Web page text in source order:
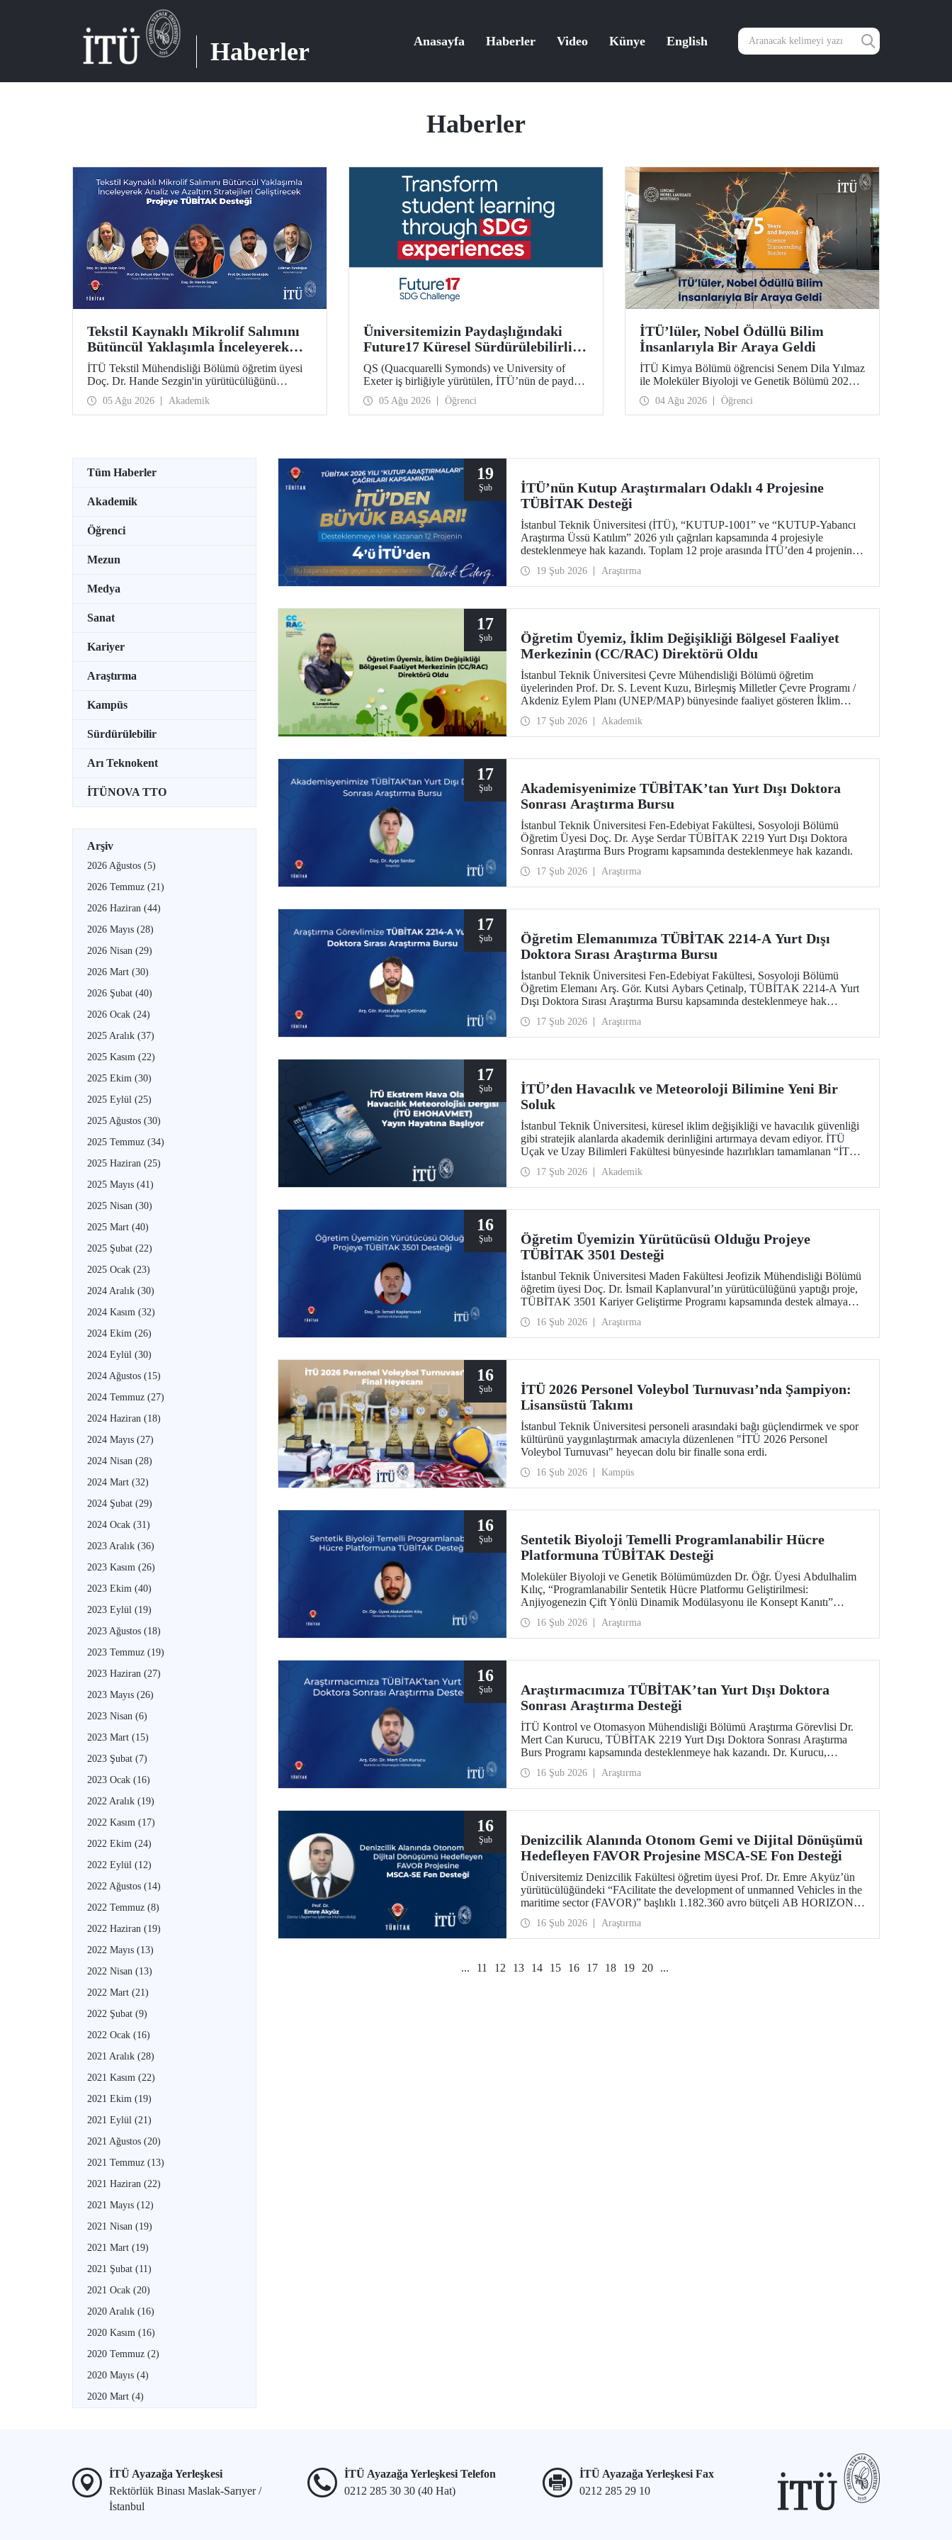
Haberler Anasayfa Haberler Video Künye English
Haberler
Tekstil Kaynaklı Mikrolif Salımını
Bütüncül Yaklaşımla İnceleyerek
Analiz ve Azaltım Stratejileri
Geliştirecek Projeye TÜBİTAK
Desteği
İTÜ Tekstil Mühendisliği Bölümü öğretim üyesi
Doç. Dr. Hande Sezgin'in yürütücülüğünü
üstlendiği “Sürdürülebilir Pamuk ve Polyester
Esaslı Tekstil Ürünlerinde Kullanım Koşullarına
Bağlı Mikrolif Salımı: Aşınma, UV Maruziyeti ve
proje, TÜBİTAK 2515 – COST Aksiyon Üyeleri
Ar-Ge Destek Programı kapsamında
05 Ağu 2026 Akademik
Üniversitemizin Paydaşlığındaki
Future17 Küresel Sürdürülebilirlik
Proje Programı, Öğrencilerimizin
Başvurularını Bekliyor
QS (Quacquarelli Symonds) ve University of
Exeter iş birliğiyle yürütülen, İTÜ’nün de paydaşı
olduğu Future17 Küresel Sürdürülebilirlik Proje
Programı için yeni dönem öğrenci başvuruları
açıldı. Başvurular için son gün 31 Ağustos!
05 Ağu 2026 Öğrenci
İTÜ’lüler, Nobel Ödüllü Bilim
İnsanlarıyla Bir Araya Geldi
İTÜ Kimya Bölümü öğrencisi Senem Dila Yılmaz
ile Moleküler Biyoloji ve Genetik Bölümü 2026
yılı mezunu Elif Önel, TÜBİTAK 2224-C Yurt
Dışı Bilimsel Etkinliklere Katılım Desteği
kapsamında 75’inci Lindau Nobel Ödüllü Bilim
04 Ağu 2026 Öğrenci
Tüm Haberler
Akademik
Öğrenci
Mezun
Medya
Sanat
Kariyer
Araştırma
Kampüs
Sürdürülebilir
Arı Teknokent
İTÜNOVA TTO
Arşiv
2026 Ağustos (5)
2026 Temmuz (21)
2026 Haziran (44)
2026 Mayıs (28)
2026 Nisan (29)
2026 Mart (30)
2026 Şubat (40)
2026 Ocak (24)
2025 Aralık (37)
2025 Kasım (22)
2025 Ekim (30)
2025 Eylül (25)
2025 Ağustos (30)
2025 Temmuz (34)
2025 Haziran (25)
2025 Mayıs (41)
2025 Nisan (30)
2025 Mart (40)
2025 Şubat (22)
2025 Ocak (23)
2024 Aralık (30)
2024 Kasım (32)
2024 Ekim (26)
2024 Eylül (30)
2024 Ağustos (15)
2024 Temmuz (27)
2024 Haziran (18)
2024 Mayıs (27)
2024 Nisan (28)
2024 Mart (32)
2024 Şubat (29)
2024 Ocak (31)
2023 Aralık (36)
2023 Kasım (26)
2023 Ekim (40)
2023 Eylül (19)
2023 Ağustos (18)
2023 Temmuz (19)
2023 Haziran (27)
2023 Mayıs (26)
2023 Nisan (6)
2023 Mart (15)
2023 Şubat (7)
2023 Ocak (16)
2022 Aralık (19)
2022 Kasım (17)
2022 Ekim (24)
2022 Eylül (12)
2022 Ağustos (14)
2022 Temmuz (8)
2022 Haziran (19)
2022 Mayıs (13)
2022 Nisan (13)
2022 Mart (21)
2022 Şubat (9)
2022 Ocak (16)
2021 Aralık (28)
2021 Kasım (22)
2021 Ekim (19)
2021 Eylül (21)
2021 Ağustos (20)
2021 Temmuz (13)
2021 Haziran (22)
2021 Mayıs (12)
2021 Nisan (19)
2021 Mart (19)
2021 Şubat (11)
2021 Ocak (20)
2020 Aralık (16)
2020 Kasım (16)
2020 Temmuz (2)
2020 Mayıs (4)
2020 Mart (4)
19
Şub
İTÜ’nün Kutup Araştırmaları Odaklı 4 Projesine
TÜBİTAK Desteği
İstanbul Teknik Üniversitesi (İTÜ), “KUTUP-1001” ve “KUTUP-Yabancı
Araştırma Üssü Katılım” 2026 yılı çağrıları kapsamında 4 projesiyle
desteklenmeye hak kazandı. Toplam 12 proje arasında İTÜ’den 4 projenin
bir yansıması.
19 Şub 2026 Araştırma
17
Şub
Öğretim Üyemiz, İklim Değişikliği Bölgesel Faaliyet
Merkezinin (CC/RAC) Direktörü Oldu
İstanbul Teknik Üniversitesi Çevre Mühendisliği Bölümü öğretim
üyelerinden Prof. Dr. S. Levent Kuzu, Birleşmiş Milletler Çevre Programı /
Akdeniz Eylem Planı (UNEP/MAP) bünyesinde faaliyet gösteren İklim
atandı.17 Şub 2026 Akademik
17
Şub
Akademisyenimize TÜBİTAK’tan Yurt Dışı Doktora
Sonrası Araştırma Bursu
İstanbul Teknik Üniversitesi Fen-Edebiyat Fakültesi, Sosyoloji Bölümü
Öğretim Üyesi Doç. Dr. Ayşe Serdar TÜBİTAK 2219 Yurt Dışı Doktora
Sonrası Araştırma Burs Programı kapsamında desteklenmeye hak kazandı.
17 Şub 2026 Araştırma
17
Şub
Öğretim Elemanımıza TÜBİTAK 2214-A Yurt Dışı
Doktora Sırası Araştırma Bursu
İstanbul Teknik Üniversitesi Fen-Edebiyat Fakültesi, Sosyoloji Bölümü
Öğretim Elemanı Arş. Gör. Kutsi Aybars Çetinalp, TÜBİTAK 2214-A Yurt
Dışı Doktora Sırası Araştırma Bursu kapsamında desteklenmeye hak
17 Şub 2026 Araştırma
17
Şub
İTÜ’den Havacılık ve Meteoroloji Bilimine Yeni Bir
Soluk
İstanbul Teknik Üniversitesi, küresel iklim değişikliği ve havacılık güvenliği
gibi stratejik alanlarda akademik derinliğini artırmaya devam ediyor. İTÜ
Uçak ve Uzay Bilimleri Fakültesi bünyesinde hazırlıkları tamamlanan “İTÜ
yayıncılık anlayışıyla bilim dünyasına “merhaba” diyor.
17 Şub 2026 Akademik
16
Şub
Öğretim Üyemizin Yürütücüsü Olduğu Projeye
TÜBİTAK 3501 Desteği
İstanbul Teknik Üniversitesi Maden Fakültesi Jeofizik Mühendisliği Bölümü
öğretim üyesi Doç. Dr. İsmail Kaplanvural’ın yürütücülüğünü yaptığı proje,
TÜBİTAK 3501 Kariyer Geliştirme Programı kapsamında destek almaya
16 Şub 2026 Araştırma
16
Şub
İTÜ 2026 Personel Voleybol Turnuvası’nda Şampiyon:
Lisansüstü Takımı
İstanbul Teknik Üniversitesi personeli arasındaki bağı güçlendirmek ve spor
kültürünü yaygınlaştırmak amacıyla düzenlenen "İTÜ 2026 Personel
Voleybol Turnuvası" heyecan dolu bir finalle sona erdi.
16 Şub 2026 Kampüs
16
Şub
Sentetik Biyoloji Temelli Programlanabilir Hücre
Platformuna TÜBİTAK Desteği
Moleküler Biyoloji ve Genetik Bölümümüzden Dr. Öğr. Üyesi Abdulhalim
Kılıç, “Programlanabilir Sentetik Hücre Platformu Geliştirilmesi:
Anjiyogenezin Çift Yönlü Dinamik Modülasyonu ile Konsept Kanıtı”
layık görüldü.
16 Şub 2026 Araştırma
16
Şub
Araştırmacımıza TÜBİTAK’tan Yurt Dışı Doktora
Sonrası Araştırma Desteği
İTÜ Kontrol ve Otomasyon Mühendisliği Bölümü Araştırma Görevlisi Dr.
Mert Can Kurucu, TÜBİTAK 2219 Yurt Dışı Doktora Sonrası Araştırma
Burs Programı kapsamında desteklenmeye hak kazandı. Dr. Kurucu,
16 Şub 2026 Araştırma
16
Şub
Denizcilik Alanında Otonom Gemi ve Dijital Dönüşümü
Hedefleyen FAVOR Projesine MSCA-SE Fon Desteği
Üniversitemiz Denizcilik Fakültesi öğretim üyesi Prof. Dr. Emre Akyüz’ün
yürütücülüğündeki “FAcilitate the development of unmanned Vehicles in the
maritime sector (FAVOR)” başlıklı 1.182.360 avro bütçeli AB HORIZON
16 Şub 2026 Araştırma
... 11 12 13 14 15 16 17 18 19 20 ...
İTÜ Ayazağa Yerleşkesi
Rektörlük Binası Maslak-Sarıyer /
İstanbul
İTÜ Ayazağa Yerleşkesi Telefon
0212 285 30 30 (40 Hat)
İTÜ Ayazağa Yerleşkesi Fax
0212 285 29 10